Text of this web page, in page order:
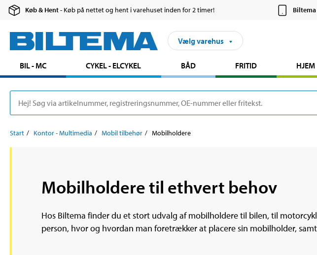
Køb & Hent- Køb på nettet og hent i varehuset inden for 2 timer!
Vælg varehus
BIL - MC CYKEL - ELCYKEL BÅD FRITID HJEM
Start Kontor - Multimedia Mobil tilbehør Mobilholdere
Mobilholdere til ethvert behov
Hos Biltema finder du et stort udvalg af mobilholdere til bilen, til
person, hvor og hvordan man foretrækker at placere sin mobilholder,